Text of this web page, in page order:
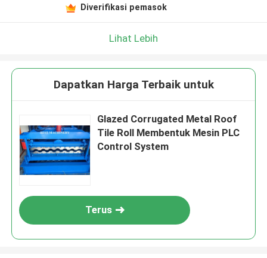
Diverifikasi pemasok
Lihat Lebih
Dapatkan Harga Terbaik untuk
Glazed Corrugated Metal Roof
Tile Roll Membentuk Mesin PLC
Control System
Terus